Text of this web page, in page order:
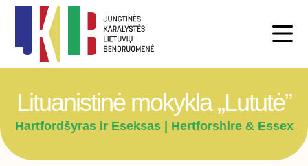
Lituanistinė mokykla „Lututė”
Hartfordšyras ir Eseksas | Hertforshire & Essex